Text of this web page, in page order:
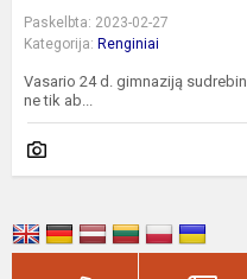
Paskelbta: 2023-02-27
Kategorija: Renginiai
Vasario 24 d. gimnaziją
ne tik ab...